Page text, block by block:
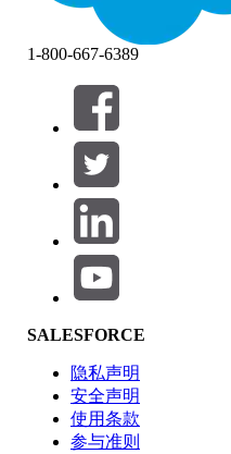
筛选器 (0)
选择筛选器
产品区域
功能影响
1-800-667-6389
SALESFORCE
隐私声明
安全声明
使用条款
参与准则